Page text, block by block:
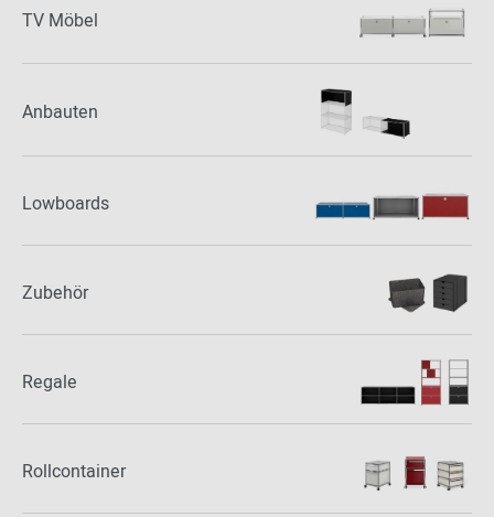
TV Möbel
Anbauten
Lowboards
Zubehör
Regale
Rollcontainer